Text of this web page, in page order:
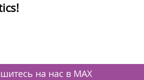
на нас в MAX